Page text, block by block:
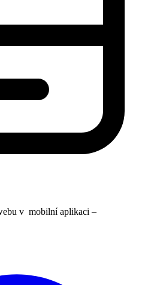
v mobilní aplikaci –